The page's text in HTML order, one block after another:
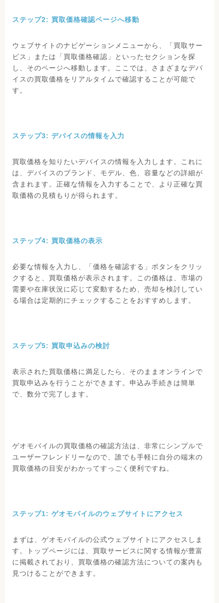
ステップ2: 買取価格確認ページへ移動
ウェブサイトのナビゲーションメニューから、「買取サー
ビス」または「買取価格確認」といったセクションを探
し、そのページへ移動します。ここでは、さまざまなデバ
イスの買取価格をリアルタイムで確認することが可能で
す。
ステップ3: デバイスの情報を入力
買取価格を知りたいデバイスの情報を入力します。これに
は、デバイスのブランド、モデル、色、容量などの詳細が
含まれます。正確な情報を入力することで、より正確な買
取価格の見積もりが得られます。
ステップ4: 買取価格の表示
必要な情報を入力し、「価格を確認する」ボタンをクリッ
クすると、買取価格が表示されます。この価格は、市場の
需要や在庫状況に応じて変動するため、売却を検討してい
る場合は定期的にチェックすることをおすすめします。
ステップ5: 買取申込みの検討
表示された買取価格に満足したら、そのままオンラインで
買取申込みを行うことができます。申込み手続きは簡単
で、数分で完了します。
ゲオモバイルの買取価格の確認方法は、非常にシンプルで
ユーザーフレンドリーなので、誰でも手軽に自分の端末の
買取価格の目安がわかってすっごく便利ですね。
ステップ1: ゲオモバイルのウェブサイトにアクセス
まずは、ゲオモバイルの公式ウェブサイトにアクセスしま
す。トップページには、買取サービスに関する情報が豊富
に掲載されており、買取価格の確認方法についての案内も
見つけることができます。